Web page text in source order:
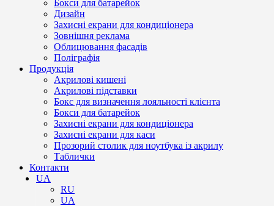
Бокси для батарейок
Дизайн
Захисні екрани для кондиціонера
Зовнішня реклама
Облицювання фасадів
Поліграфія
Продукція
Акрилові кишені
Акрилові підставки
Бокс для визначення лояльності клієнта
Бокси для батарейок
Захисні екрани для кондиціонера
Захисні екрани для каси
Прозорий столик для ноутбука із акрилу
Таблички
Контакти
UA
RU
UA